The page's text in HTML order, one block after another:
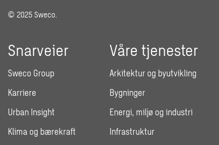
© 2025 Sweco.
Snarveier
Sweco Group
Karriere
Urban Insight
Klima og bærekraft
Våre tjenester
Arkitektur og byutvikling
Bygninger
Energi, miljø og industri
Infrastruktur